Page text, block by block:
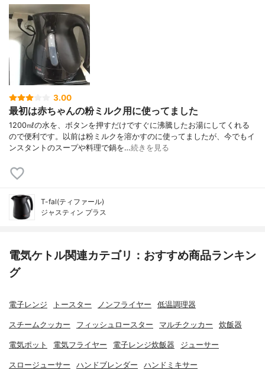
3.00
最初は赤ちゃんの粉ミルク用に使ってました
1200㎖の水を、ボタンを押すだけですぐに沸騰したお湯にしてくれる
ので便利です。以前は粉ミルクを溶かすのに使ってましたが、今でもイ
ンスタントのスープや料理で鍋を…続きを見る
T-fal(ティファール)
ジャスティン プラス
電気ケトル関連カテゴリ：おすすめ商品ランキン
グ
電子レンジ トースター ノンフライヤー 低温調理器
スチームクッカー フィッシュロースター マルチクッカー 炊飯器
電気ポット 電気フライヤー 電子レンジ炊飯器 ジューサー
スロージューサー ハンドブレンダー ハンドミキサー